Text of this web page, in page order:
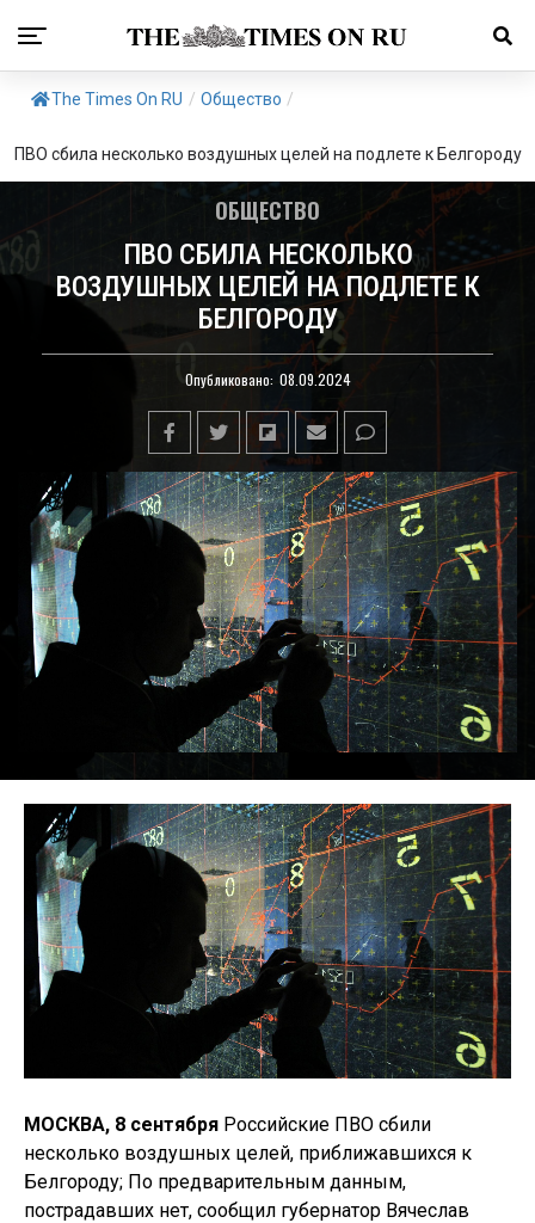
The Times On RU / Общество /
ПВО сбила несколько воздушных целей на подлете к Белгороду
ОБЩЕСТВО
ПВО СБИЛА НЕСКОЛЬКО
ВОЗДУШНЫХ ЦЕЛЕЙ НА ПОДЛЕТЕ К
БЕЛГОРОДУ
Опубликовано: 08.09.2024
МОСКВА, 8 сентября Российские ПВО сбили
несколько воздушных целей, приближавшихся к
Белгороду; По предварительным данным,
пострадавших нет, сообщил губернатор Вячеслав